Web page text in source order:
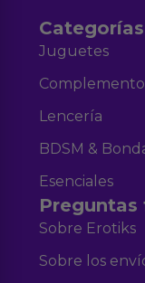
Categorías
Juguetes
Lencería
BDSM &
Esenciales
Preguntas
Sobre Erotiks
Sobre los